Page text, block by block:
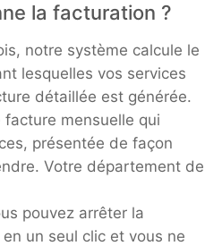
la facturation ?
notre système calcule le
lesquelles vos services
détaillée est générée.
mensuelle qui
présentée de façon
Votre département de
pouvez arrêter la
un seul clic et vous ne